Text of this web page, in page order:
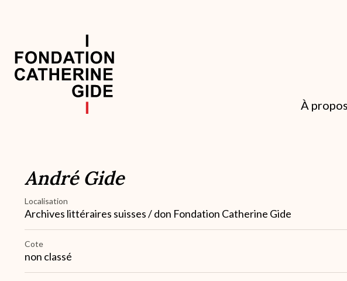
contenu
principal
À propos
André Gide
Localisation
Archives littéraires suisses / don Fondation Catherine Gide
Cote
non classé